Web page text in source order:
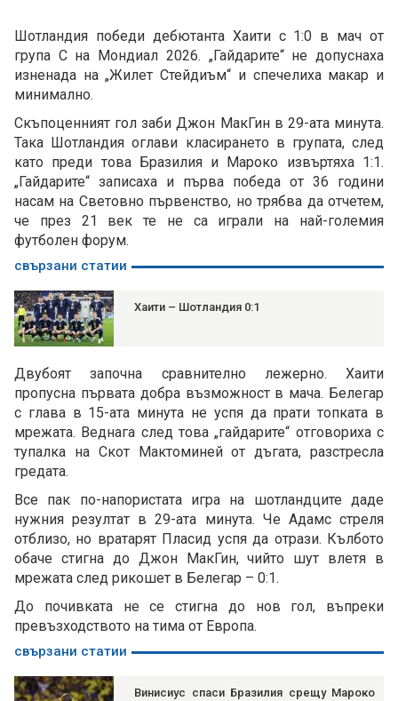
Шотландия победи дебютанта Хаити с 1:0 в мач от
група С на Мондиал 2026. „Гайдарите“ не допуснаха
изненада на „Жилет Стейдиъм“ и спечелиха макар и
минимално.
Скъпоценният гол заби Джон МакГин в 29-ата минута.
Така Шотландия оглави класирането в групата, след
като преди това Бразилия и Мароко извъртяха 1:1.
„Гайдарите“ записаха и първа победа от 36 години
насам на Световно първенство, но трябва да отчетем,
че през 21 век те не са играли на най-големия
футболен форум.
свързани статии
Хаити – Шотландия 0:1
Двубоят започна сравнително лежерно. Хаити
пропусна първата добра възможност в мача. Белегар
с глава в 15-ата минута не успя да прати топката в
мрежата. Веднага след това „гайдарите“ отговориха с
тупалка на Скот Мактоминей от дъгата, разстресла
гредата.
Все пак по-напористата игра на шотландците даде
нужния резултат в 29-ата минута. Че Адамс стреля
отблизо, но вратарят Пласид успя да отрази. Кълбото
обаче стигна до Джон МакГин, чийто шут влетя в
мрежата след рикошет в Белегар – 0:1.
До почивката не се стигна до нов гол, въпреки
превъзходството на тима от Европа.
свързани статии
Винисиус спаси Бразилия срещу Мароко